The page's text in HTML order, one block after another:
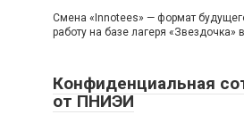
Смена «Innotees» — формат
работу на базе лагеря «Звездочка»
Конфиденциальная
от ПНИЭИ